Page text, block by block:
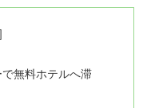
無料ホテルへ滞